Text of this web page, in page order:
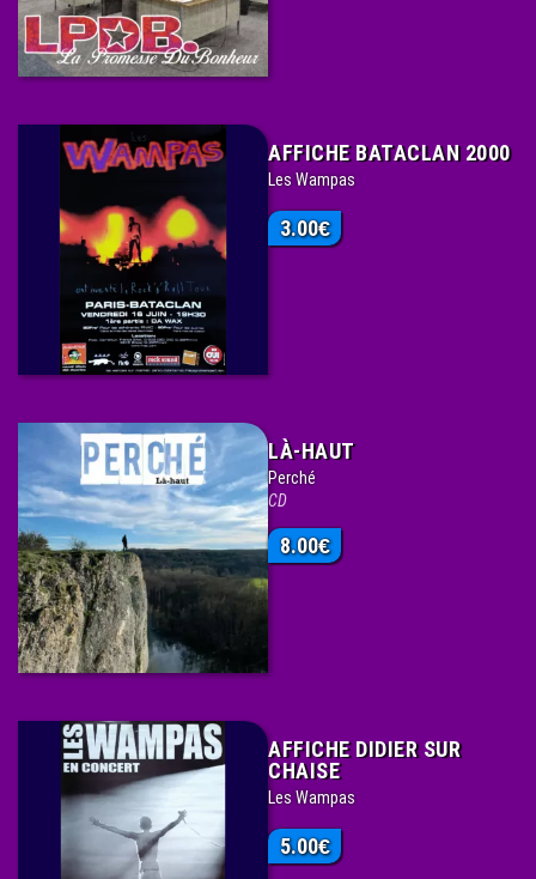
AFFICHE BATACLAN 2000
Les Wampas
3.00€
LÀ-HAUT
Perché
CD
8.00€
AFFICHE DIDIER SUR
CHAISE
Les Wampas
5.00€